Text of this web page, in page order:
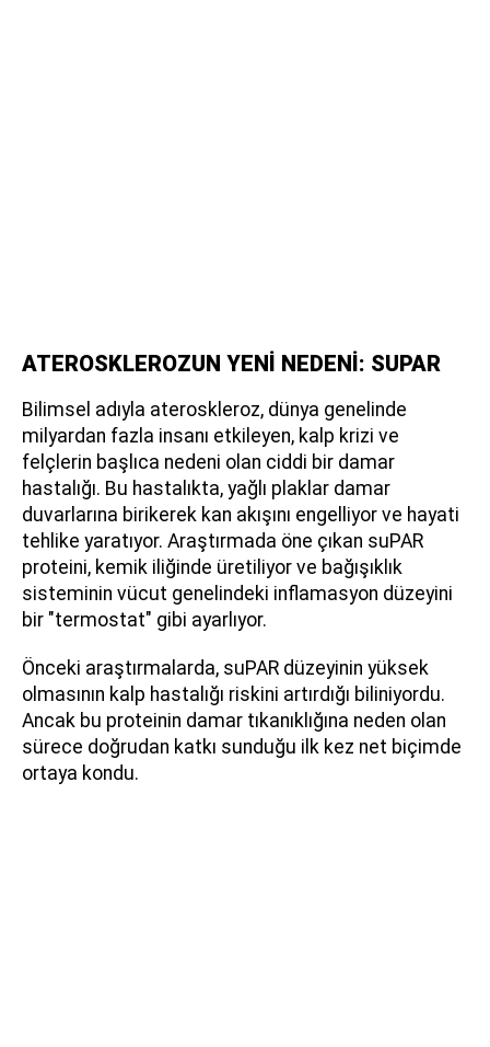
ATEROSKLEROZUN YENİ NEDENİ: SUPAR
Bilimsel adıyla ateroskleroz, dünya genelinde
milyardan fazla insanı etkileyen, kalp krizi ve
felçlerin başlıca nedeni olan ciddi bir damar
hastalığı. Bu hastalıkta, yağlı plaklar damar
duvarlarına birikerek kan akışını engelliyor ve hayati
tehlike yaratıyor. Araştırmada öne çıkan suPAR
proteini, kemik iliğinde üretiliyor ve bağışıklık
sisteminin vücut genelindeki inflamasyon düzeyini
bir "termostat" gibi ayarlıyor.
Önceki araştırmalarda, suPAR düzeyinin yüksek
olmasının kalp hastalığı riskini artırdığı biliniyordu.
Ancak bu proteinin damar tıkanıklığına neden olan
sürece doğrudan katkı sunduğu ilk kez net biçimde
ortaya kondu.